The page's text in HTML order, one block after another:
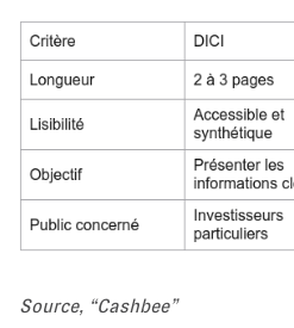
Source, “Cashbee”